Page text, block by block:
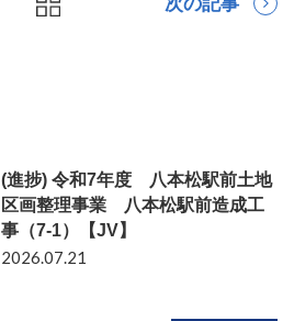
(進捗) 令和7年度 八本松駅前土地
区画整理事業 八本松駅前造成工
事（7-1）【JV】
2026.07.21